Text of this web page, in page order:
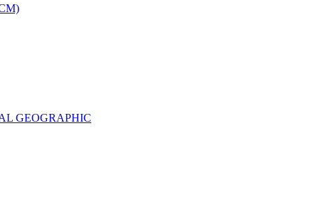
GEOGRAPHIC